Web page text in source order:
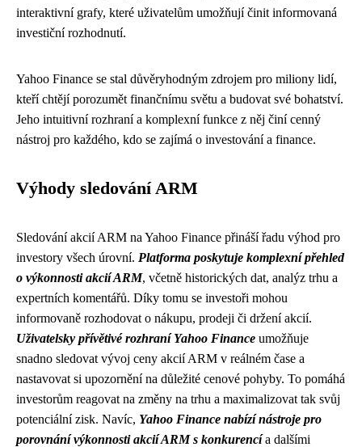
interaktivní grafy, které uživatelům umožňují činit informovaná
investiční rozhodnutí.
Yahoo Finance se stal důvěryhodným zdrojem pro miliony lidí,
kteří chtějí porozumět finančnímu světu a budovat své bohatství.
Jeho intuitivní rozhraní a komplexní funkce z něj činí cenný
nástroj pro každého, kdo se zajímá o investování a finance.
Výhody sledování ARM
Sledování akcií ARM na Yahoo Finance přináší řadu výhod pro
investory všech úrovní. Platforma poskytuje komplexní přehled
o výkonnosti akcií ARM, včetně historických dat, analýz trhu a
expertních komentářů. Díky tomu se investoři mohou
informovaně rozhodovat o nákupu, prodeji či držení akcií.
Uživatelsky přívětivé rozhraní Yahoo Finance umožňuje
snadno sledovat vývoj ceny akcií ARM v reálném čase a
nastavovat si upozornění na důležité cenové pohyby. To pomáhá
investorům reagovat na změny na trhu a maximalizovat tak svůj
potenciální zisk. Navíc, Yahoo Finance nabízí nástroje pro
porovnání výkonnosti akcií ARM s konkurencía dalšími